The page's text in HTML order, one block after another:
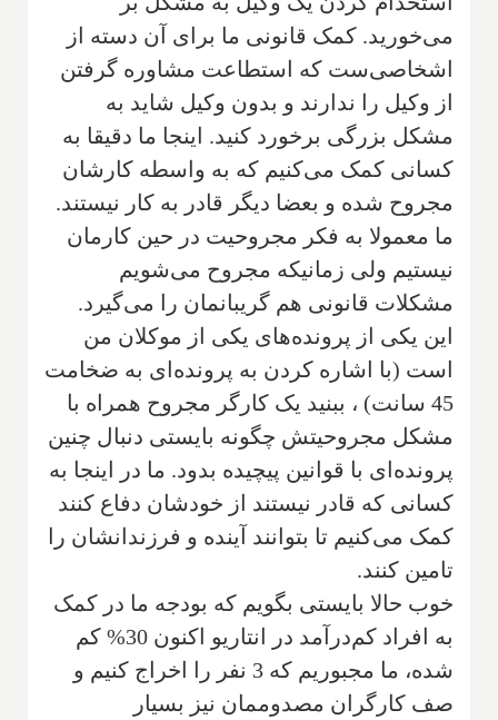
می‌خورید. کمک قانونی ما برای آن دسته از
اشخاصی‌ست که استطاعت مشاوره گرفتن
از وکیل را ندارند و بدون وکیل شاید به
مشکل بزرگی برخورد کنید. اینجا ما دقیقا به
کسانی کمک می‌کنیم که به واسطه کارشان
مجروح شده‌ و بعضا دیگر قادر به کار نیستند.
ما معمولا به فکر مجروحیت در حین کارمان
نیستیم ولی زمانیکه مجروح می‌شویم
مشکلات قانونی هم گریبانمان را می‌گیرد.
این یکی از پرونده‌های یکی از موکلان من
است (با اشاره کردن به پرونده‌ای به ضخامت
45 سانت) ، ببنید یک کارگر مجروح همراه با
مشکل مجروحیتش چگونه بایستی دنبال چنین
پرونده‌ای با قوانین پیچیده بدود. ما در اینجا به
کسانی که قادر نیستند از خودشان دفاع کنند
کمک می‌کنیم تا بتوانند آینده و فرزندانشان را
تامین کنند.
خوب حالا بایستی بگویم که بودجه ما در کمک
به افراد کم‌درآمد در انتاریو اکنون 30% کم
شده، ما مجبوریم که 3 نفر را اخراج کنیم و
صف کارگران مصدوممان نیز بسیار